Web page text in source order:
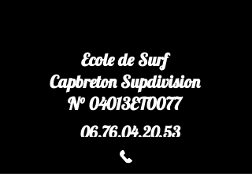
Ecole de Surf
Capbreton Supdivision
N° 04013ET0077​
06.76.04.20.53
Sup.division@gmail.com